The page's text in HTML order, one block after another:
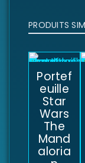
PRODUITS
Portef
euille
Star
Wars
The
Mand
aloria